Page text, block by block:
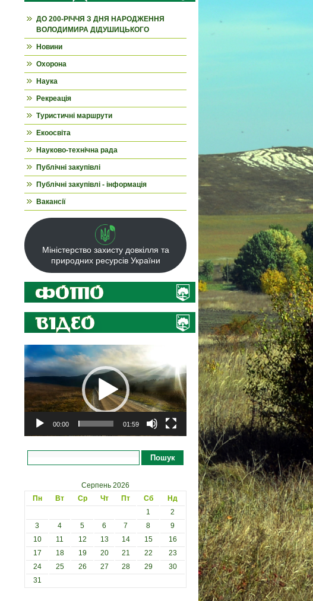
ДО 200-РІЧЧЯ З ДНЯ НАРОДЖЕННЯ
ВОЛОДИМИРА ДІДУШИЦЬКОГО
Новини
Охорона
Наука
Рекреація
Туристичні маршрути
Екоосвіта
Науково-технічна рада
Публічні закупівлі
Публічні закупівлі - інформація
Вакансії
Міністерство захисту довкілля та
природних ресурсів України
Відеопрогравач
00:00 01:59
Пошук
Серпень 2026
Пн
Вт Ср Чт Пт Сб
Нд
1
2
3
4 5 6 7 8
9
10
11 12 13 14 15
16
17
18 19 20 21 22
23
24
25 26 27 28 29
30
31